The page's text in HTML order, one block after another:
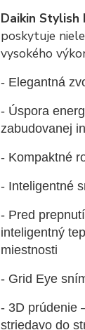
Daikin
poskytuje
vysokého
- Elegantná
- Úspora
zabudovanej
- Kompaktné
- Inteligentné
- Pred
inteligentný
miestnosti
- Grid Eye
- 3D prúdenie
striedavo do